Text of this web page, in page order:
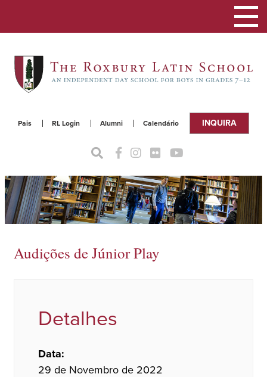
Pais RL Login Alumni Calendário INQUIRA
a
Audições de Júnior Play
Detalhes
Data:
29 de Novembro de 2022